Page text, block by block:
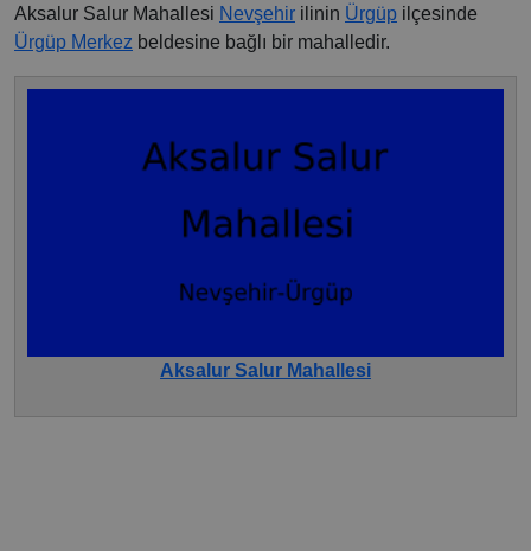
Aksalur Salur Mahallesi Nevşehir ilinin Ürgüp ilçesinde
Ürgüp Merkez beldesine bağlı bir mahalledir.
Aksalur Salur Mahallesi